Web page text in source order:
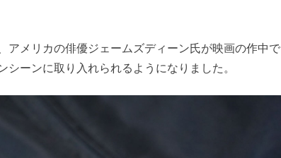
アメリカの俳優ジェームズディーン氏が映画の作中で
ーンに取り入れられるようになりました。